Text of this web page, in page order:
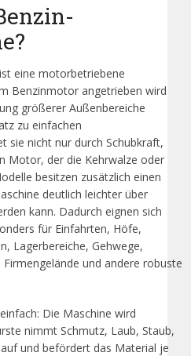
eine motorbetriebene
Benzinmotor angetrieben wird
größerer Außenbereiche
zu einfachen
sie nicht nur durch Schubkraft,
Motor, der die Kehrwalze oder
besitzen zusätzlich einen
deutlich leichter über
kann. Dadurch eignen sich
für Einfahrten, Höfe,
Lagerbereiche, Gehwege,
und andere robuste
Die Maschine wird
nimmt Schmutz, Laub, Staub,
und befördert das Material je